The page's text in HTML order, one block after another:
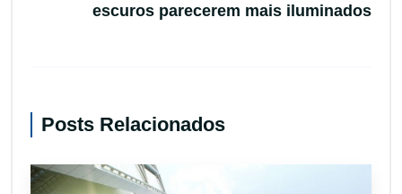
escuros parecerem mais iluminados
Posts Relacionados